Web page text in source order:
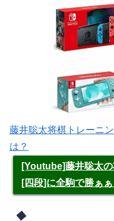
藤井聡太将棋トレーニ
は？
[Youtube]藤井聡太
[四段]に全駒で勝ぁ